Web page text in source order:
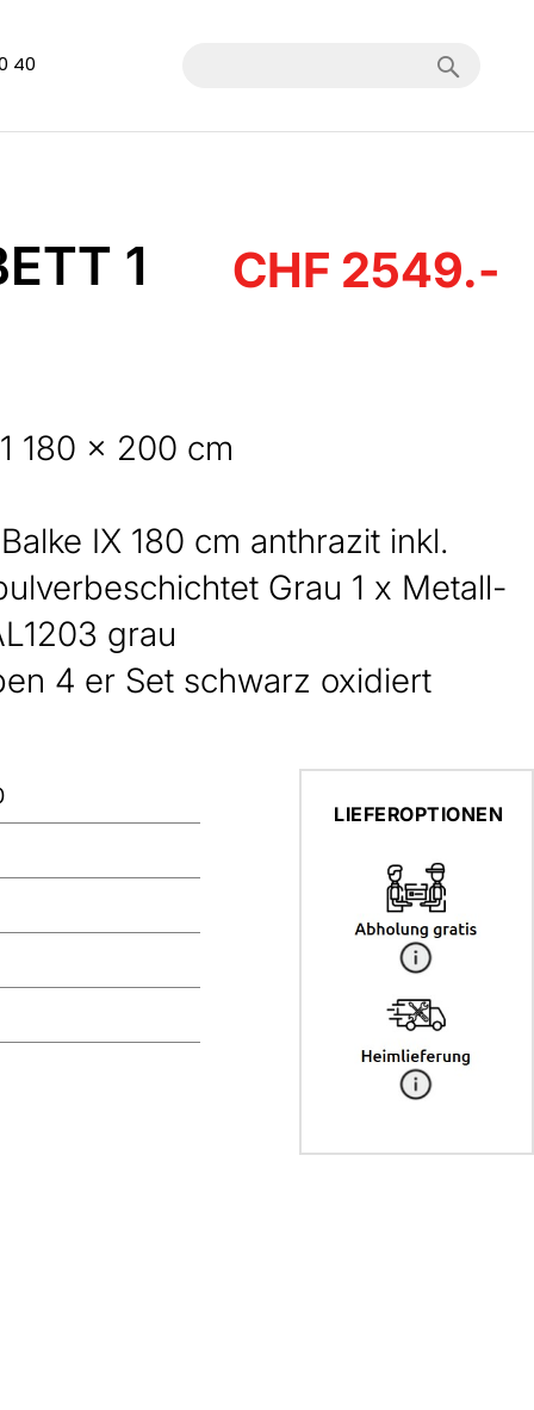
40
1 CHF 2549.-
180 x 200 cm
IX 180 cm anthrazit inkl.
Grau 1 x Metall-
grau
4 er Set schwarz oxidiert
LIEFEROPTIONEN